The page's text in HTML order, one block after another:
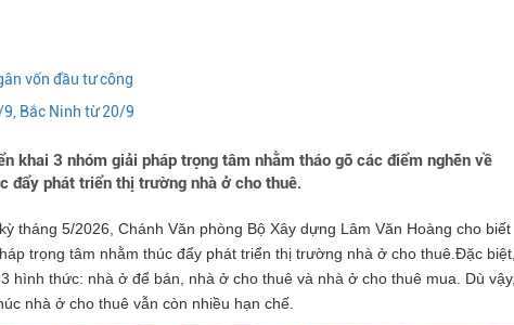
vốn đầu tư công
Bắc Ninh từ 20/9
khai 3 nhóm giải pháp trọng tâm nhằm tháo gỡ các điểm nghẽn về
đẩy phát triển thị trường nhà ở cho thuê.
tháng 5/2026, Chánh Văn phòng Bộ Xây dựng Lâm Văn Hoàng cho biết
trọng tâm nhằm thúc đẩy phát triển thị trường nhà ở cho thuê.Đặc biệt,
hình thức: nhà ở để bán, nhà ở cho thuê và nhà ở cho thuê mua. Dù vậy,
nhà ở cho thuê vẫn còn nhiều hạn chế.